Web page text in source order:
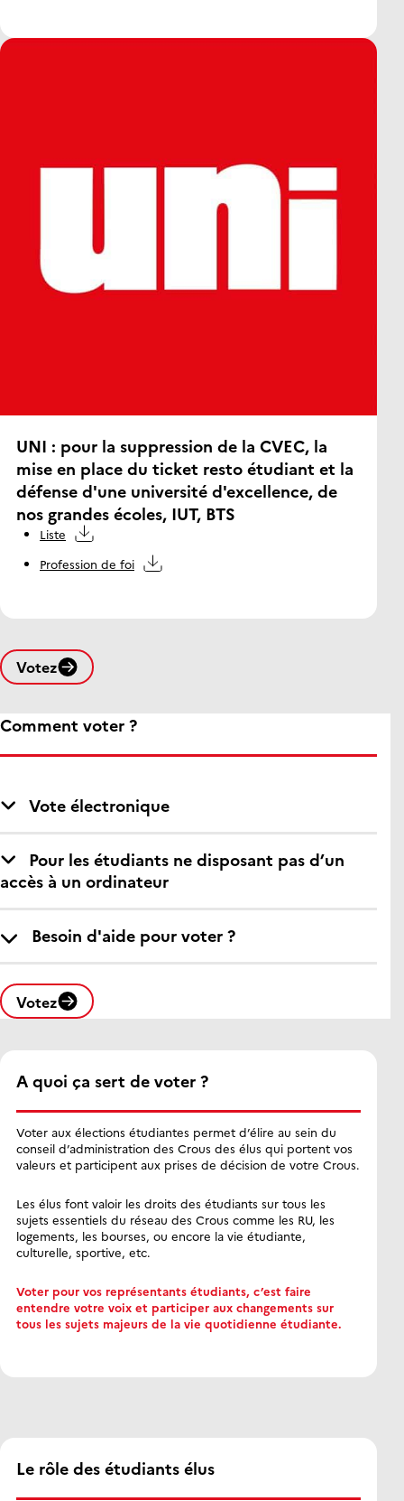
UNI : pour la suppression de la CVEC, la
mise en place du ticket resto étudiant et la
défense d'une université d'excellence, de
nos grandes écoles, IUT, BTS
Liste
Profession de foi
Votez
Comment voter ?
Vote électronique
Pour les étudiants ne disposant pas d’un
accès à un ordinateur
Besoin d'aide pour voter ?
Votez
A quoi ça sert de voter ?
Voter aux élections étudiantes permet d’élire au sein du
conseil d’administration des Crous des élus qui portent vos
valeurs et participent aux prises de décision de votre Crous.
Les élus font valoir les droits des étudiants sur tous les
sujets essentiels du réseau des Crous comme les RU, les
logements, les bourses, ou encore la vie étudiante,
culturelle, sportive, etc.
Voter pour vos représentants étudiants, c’est faire
entendre votre voix et participer aux changements sur
tous les sujets majeurs de la vie quotidienne étudiante.
Le rôle des étudiants élus